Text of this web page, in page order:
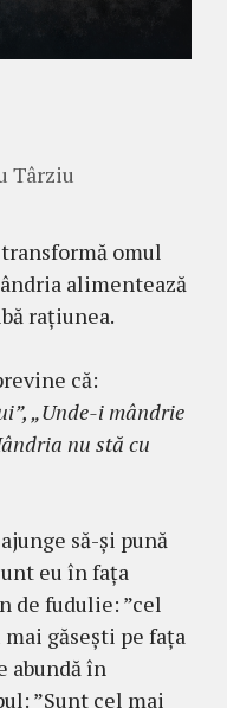
Târziu
omul
alimentează
rațiunea.
că:
„Unde-i mândrie
nu stă cu
să-și pună
eu în fața
de fudulie: ”cel
găsești pe fața
abundă în
”Sunt cel mai